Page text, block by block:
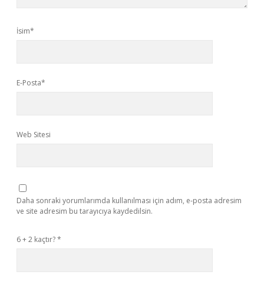
İsim*
E-Posta*
Web Sitesi
Daha sonraki yorumlarımda kullanılması için adım, e-posta adresim
ve site adresim bu tarayıcıya kaydedilsin.
6 + 2 kaçtır?*